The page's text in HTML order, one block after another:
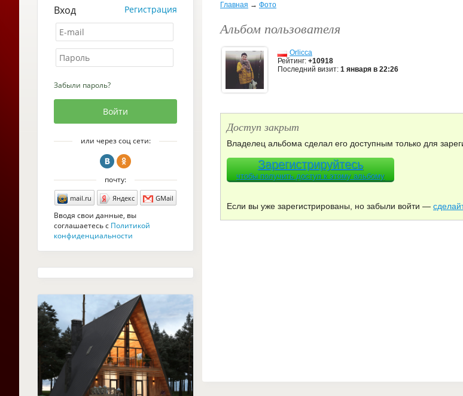
Главная → Фото
Альбом пользователя
Orlicca
Рейтинг: +10918
Последний визит: 1 января в 22:26
Доступ закрыт
Владелец альбома сделал его доступным только для
Зарегистрируйтесь
чтобы получить доступ к этому альбому
Если вы уже зарегистрированы, но забыли войти —
Вход Регистрация
Забыли пароль?
или через соц сети:
почту:
mail.ru Яндекс GMail
Вводя свои данные, вы
соглашаетесь с Политикой
конфиденциальности